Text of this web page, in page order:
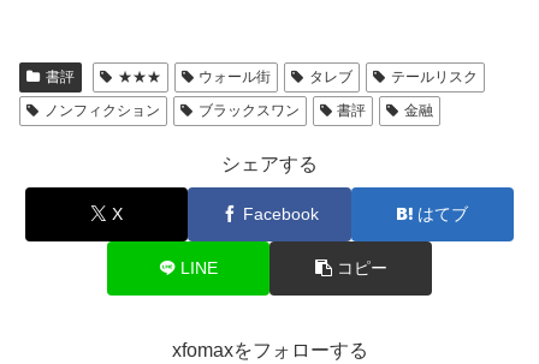
書評 ★★★ ウォール街 タレブ
テールリスク
ノンフィクション
ブラックスワン 書評 金融
シェアする
X Facebook はてブ
LINE コピー
xfomaxをフォローする